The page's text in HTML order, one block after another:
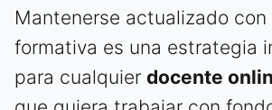
Mantenerse actualizado
formativa es una estrategia
para cualquier docente